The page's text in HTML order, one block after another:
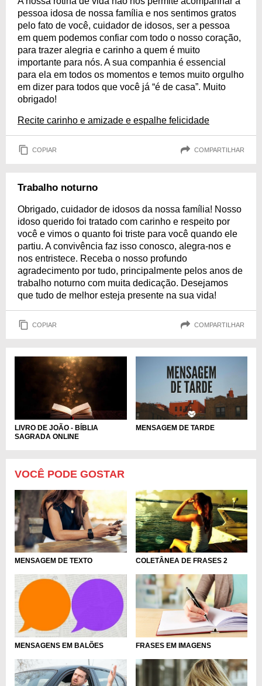
pessoa idosa de nossa família e nos sentimos gratos
pelo fato de você, cuidador de idosos, ser a pessoa
em quem podemos confiar com todo o nosso coração,
para trazer alegria e carinho a quem é muito
importante para nós. A sua companhia é essencial
para ela em todos os momentos e temos muito orgulho
em dizer para todos que você já “é de casa”. Muito
obrigado!
Recite carinho e amizade e espalhe felicidade
COPIAR COMPARTILHAR
Trabalho noturno
Obrigado, cuidador de idosos da nossa família! Nosso
idoso querido foi tratado com carinho e respeito por
você e vimos o quanto foi triste para você quando ele
partiu. A convivência faz isso conosco, alegra-nos e
nos entristece. Receba o nosso profundo
agradecimento por tudo, principalmente pelos anos de
trabalho noturno com muita dedicação. Desejamos
que tudo de melhor esteja presente na sua vida!
COPIAR COMPARTILHAR
LIVRO DE JOÃO - BÍBLIA
SAGRADA ONLINE
MENSAGEM DE TARDE
VOCÊ PODE GOSTAR
MENSAGEM DE TEXTO COLETÂNEA DE FRASES 2
MENSAGENS EM BALÕES FRASES EM IMAGENS